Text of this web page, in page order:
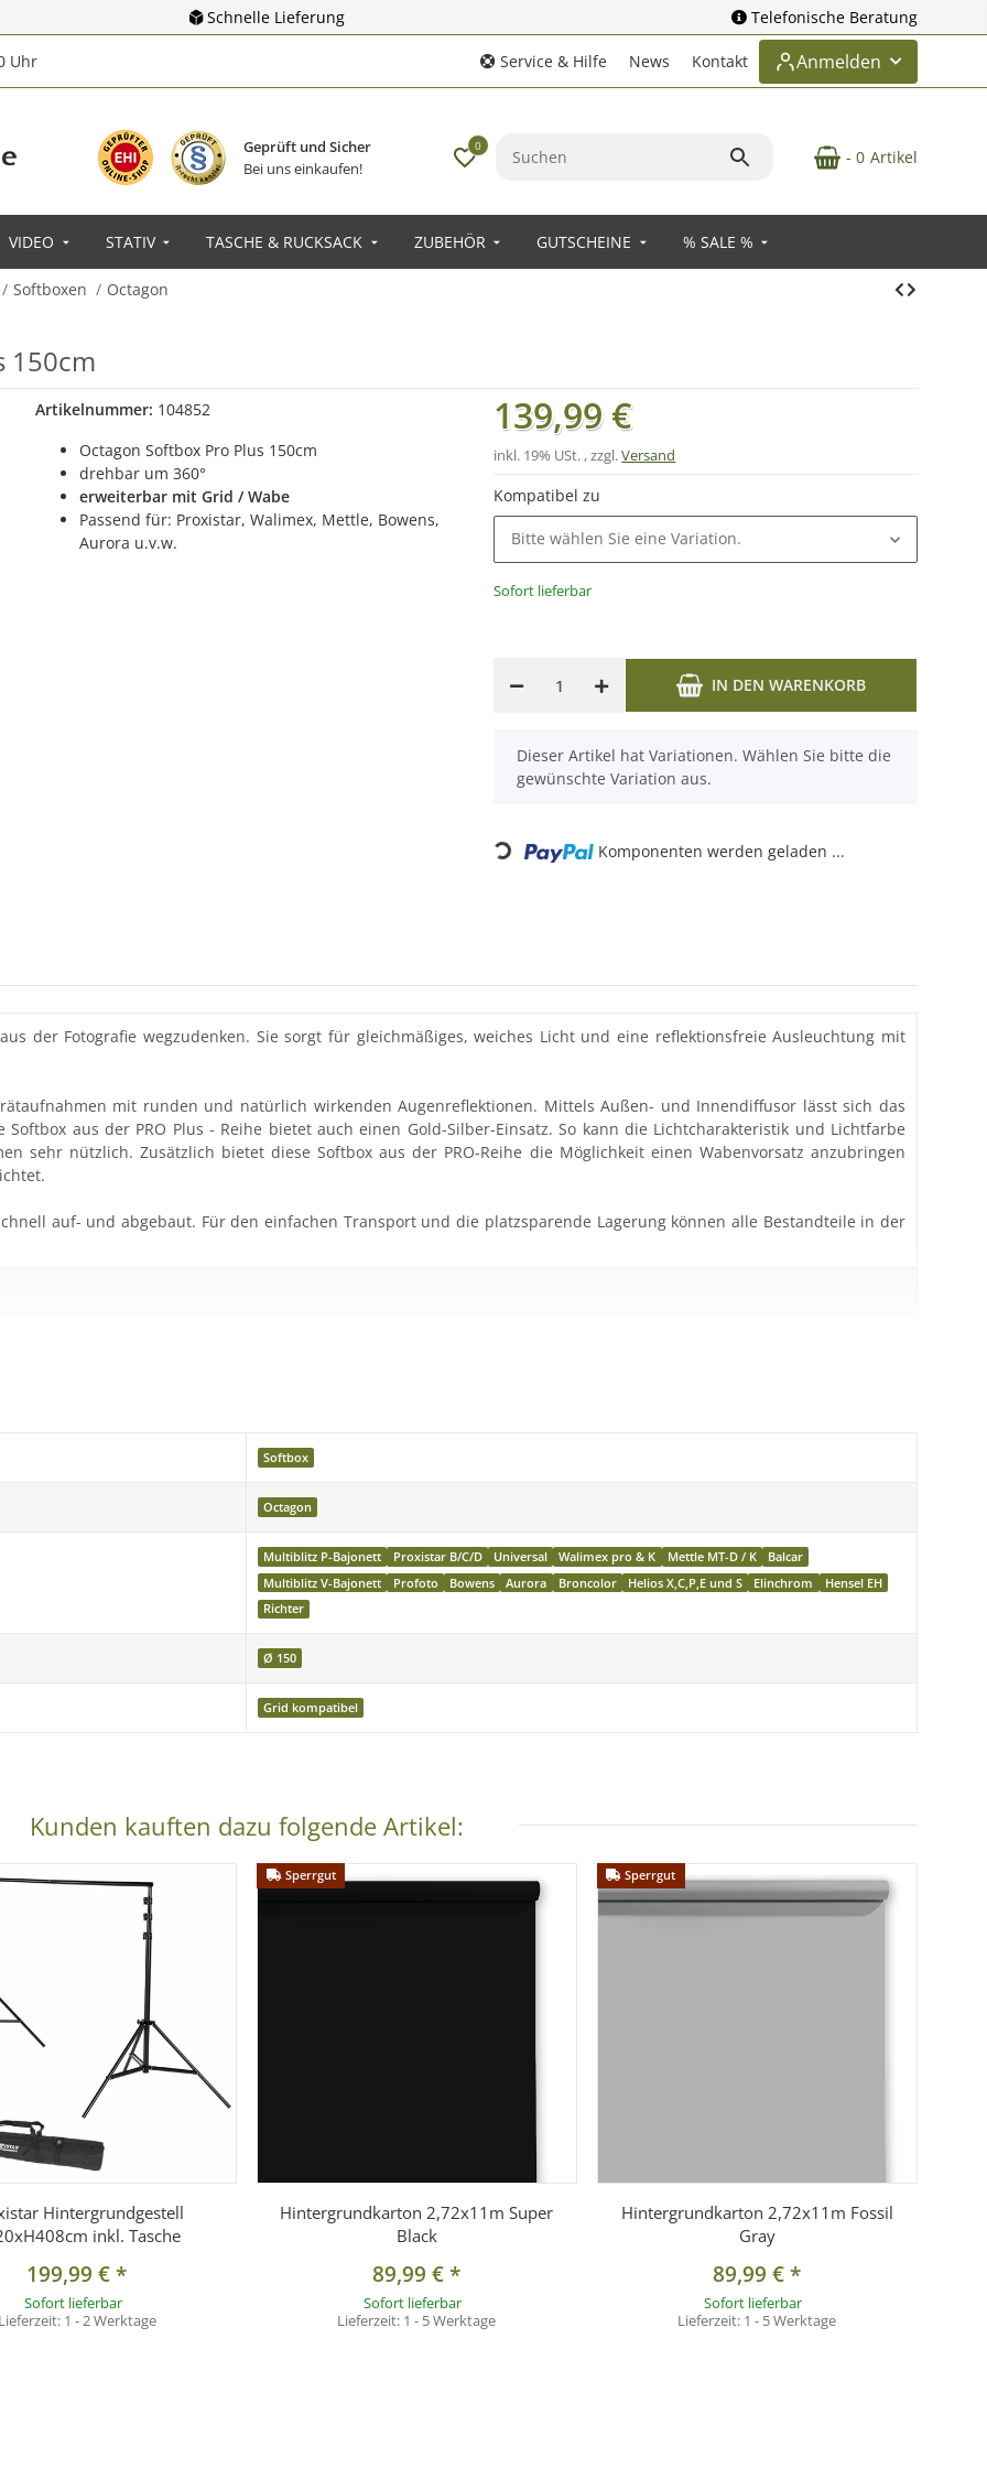
Schnelle Lieferung Telefonische Beratung
Uhr Service & Hilfe News Kontakt Anmelden
Geprüft und Sicher
Bei uns einkaufen!
0
- 0 Artikel
VIDEO STATIV TASCHE & RUCKSACK ZUBEHÖR GUTSCHEINE % SALE %
Softboxen Octagon
150cm
Artikelnummer: 104852
Octagon Softbox Pro Plus 150cm
drehbar um 360°
erweiterbar mit Grid / Wabe
Passend für: Proxistar, Walimex, Mettle, Bowens,
Aurora u.v.w.
Sofort lieferbar
139,99 €
inkl. 19% USt. , zzgl.Versand
Kompatibel zu
Bitte wählen Sie eine Variation.
IN DEN WARENKORB
x
Dieser Artikel hat Variationen. Wählen Sie bitte die
gewünschte Variation aus.
Loading... Komponenten werden geladen ...
der Fotografie wegzudenken. Sie sorgt für gleichmäßiges, weiches Licht und eine reflektionsfreie Ausleuchtung mit
mit runden und natürlich wirkenden Augenreflektionen. Mittels Außen- und Innendiffusor lässt sich das
aus der PRO Plus - Reihe bietet auch einen Gold-Silber-Einsatz. So kann die Lichtcharakteristik und Lichtfarbe
sehr nützlich. Zusätzlich bietet diese Softbox aus der PRO-Reihe die Möglichkeit einen Wabenvorsatz anzubringen
auf- und abgebaut. Für den einfachen Transport und die platzsparende Lagerung können alle Bestandteile in der
Richter , Sambesigroup, Balcar, Profoto, Hensel, Multiblitz u.w.
Softbox
Octagon
Multiblitz P-Bajonett Proxistar B/C/D Universal Walimex pro & K Mettle MT-D / K
Balcar
Multiblitz V-Bajonett
Profoto Bowens Aurora Broncolor Helios X,C,P,E und S Elinchrom
Hensel EH
Richter
Ø 150
Grid kompatibel
Kunden kauften dazu folgende Artikel:
Hintergrundgestell
inkl. Tasche
199,99 €*
Sofort lieferbar
Lieferzeit: 1 - 2 Werktage
Sperrgut
Hintergrundkarton 2,72x11m Super
Black
89,99 €*
Sofort lieferbar
Lieferzeit: 1 - 5 Werktage
Sperrgut
Hintergrundkarton 2,72x11m Fossil
Gray
89,99 €*
Sofort lieferbar
Lieferzeit: 1 - 5 Werktage